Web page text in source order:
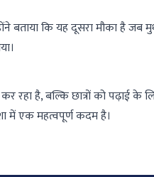
बताया कि यह दूसरा मौका है जब
है, बल्कि छात्रों को पढ़ाई के
में एक महत्वपूर्ण कदम है।